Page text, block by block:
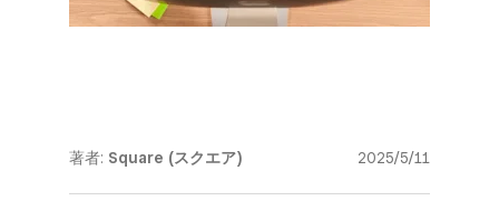
著者: Square (スクエア) 2025/5/11